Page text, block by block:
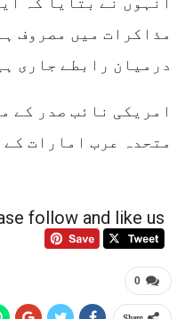
مذاکرات میں مصروف
درمیان رابطے جاری
امریکی نائب صدر کے
متحدہ عرب امارات
follow and like us:
0